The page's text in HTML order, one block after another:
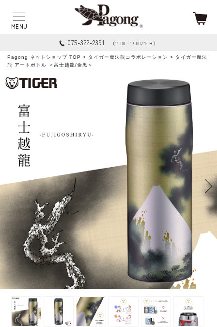
075-322-2391 （11:00～17:00/平日）
Pagong ネットショップ TOP > タイガー魔法瓶コラボレーション > タイガー魔法
瓶 アートボトル ＜富士越龍/金黒＞